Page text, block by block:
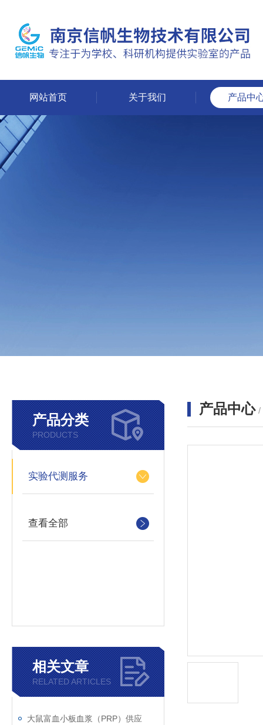
网站首页 关于我们 产品中
产品分类
PRODUCTS
实验代测服务
查看全部
相关文章
RELATED ARTICLES
大鼠富血小板血浆（PRP）供应
产品中心 /